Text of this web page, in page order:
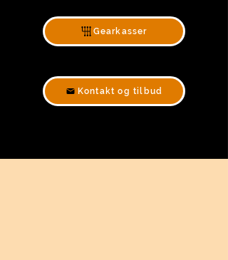
Gearkasser
Kontakt og tilbud